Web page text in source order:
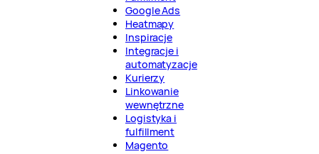
Google Ads
Heatmapy
Inspiracje
Integracje i
automatyzacje
Kurierzy
Linkowanie
wewnętrzne
Logistyka i
fulfillment
Magento